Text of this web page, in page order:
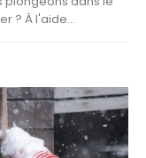
? À l'aide...